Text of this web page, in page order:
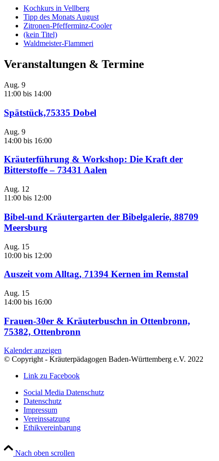
Kochkurs in Vellberg
Tipp des Monats August
Zitronen-Pfefferminz-Cooler
(kein Titel)
Waldmeister-Flammeri
Veranstaltungen & Termine
Aug. 9
11:00 bis 14:00
Spätstück,75335 Dobel
Aug. 9
14:00 bis 16:00
Kräuterführung & Workshop: Die Kraft der
Bitterstoffe – 73431 Aalen
Aug. 12
11:00 bis 12:00
Bibel-und Kräutergarten der Bibelgalerie, 88709
Meersburg
Aug. 15
10:00 bis 12:00
Auszeit vom Alltag, 71394 Kernen im Remstal
Aug. 15
14:00 bis 16:00
Frauen-30er & Kräuterbuschn in Ottenbronn,
75382, Ottenbronn
Kalender anzeigen
© Copyright - Kräuterpädagogen Baden-Württemberg e.V. 2022
Link zu Facebook
Social Media Datenschutz
Datenschutz
Impressum
Vereinssatzung
Ethikvereinbarung
Nach oben scrollen